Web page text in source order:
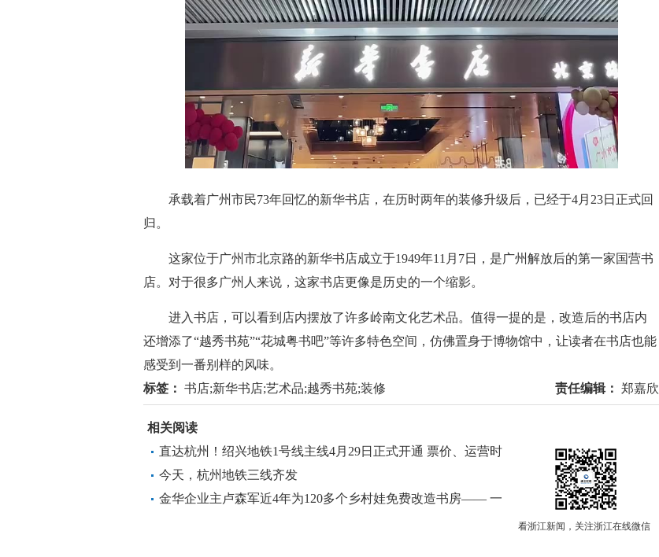
承载着广州市民73年回忆的新华书店，在历时两年的装修升级后，已经于4月23日正式回
归。
这家位于广州市北京路的新华书店成立于1949年11月7日，是广州解放后的第一家国营书
店。对于很多广州人来说，这家书店更像是历史的一个缩影。
进入书店，可以看到店内摆放了许多岭南文化艺术品。值得一提的是，改造后的书店内
还增添了“越秀书苑”“花城粤书吧”等许多特色空间，仿佛置身于博物馆中，让读者在书店也能
感受到一番别样的风味。
标签： 书店;新华书店;艺术品;越秀书苑;装修 责任编辑： 郑嘉欣
看浙江新闻，关注浙江在线微信
相关阅读
直达杭州！绍兴地铁1号线主线4月29日正式开通 票价、运营时
间公布
今天，杭州地铁三线齐发
金华企业主卢森军近4年为120多个乡村娃免费改造书房—— 一